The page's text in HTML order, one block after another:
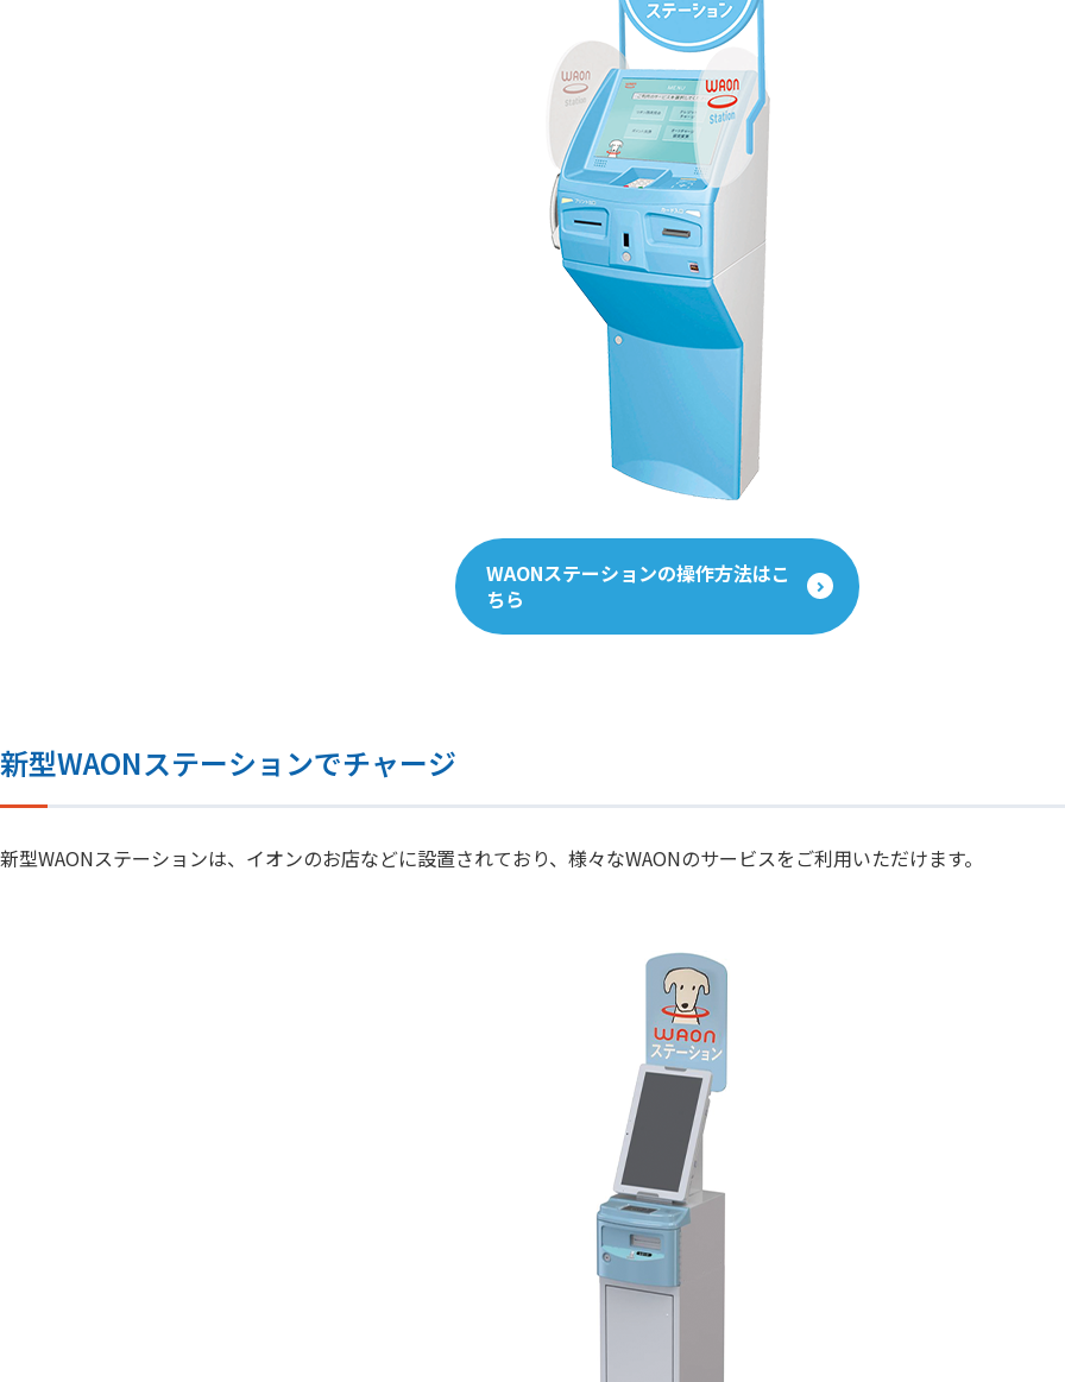
WAONステーションの操作方法はこ
ちら
新型WAONステーションでチャージ
新型WAONステーションは、イオンのお店などに設置されており、様々なWAONのサービスをご利用いただけます。